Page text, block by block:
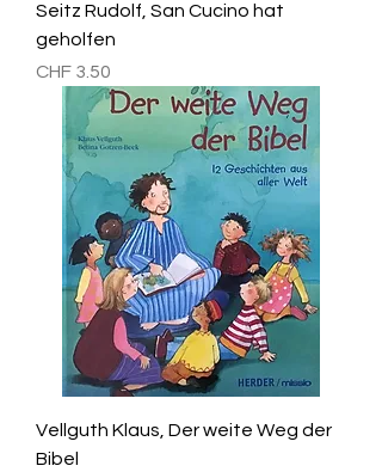
Seitz Rudolf, San Cucino hat
geholfen
Preis
CHF 3.50
Vellguth Klaus, Der weite Weg der
Bibel